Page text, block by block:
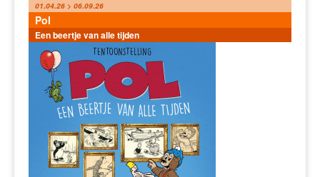
01.04.26 > 06.09.26
Pol
Een beertje van alle tijden